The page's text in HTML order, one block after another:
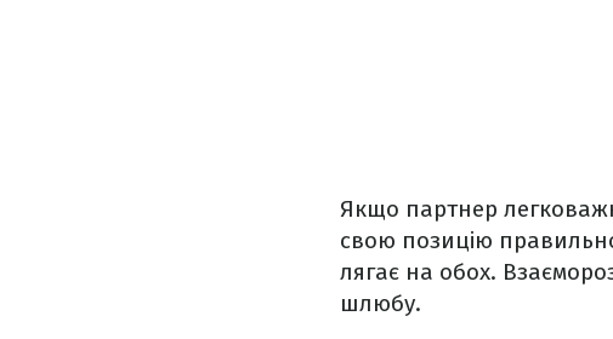
Якщо партнер
свою позицію
лягає на обох.
шлюбу.